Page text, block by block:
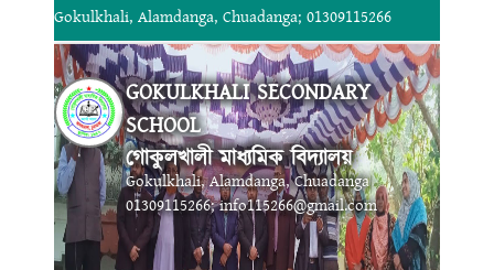
Gokulkhali, Alamdanga, Chuadanga; 01309115266
GOKULKHALI SECONDARY
SCHOOL
গোকুলখালী মাধ্যমিক বিদ্যালয়
Gokulkhali, Alamdanga, Chuadanga
01309115266; info115266@gmail.com